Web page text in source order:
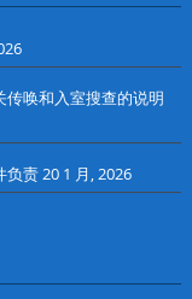
唤和入室搜查的说明
负责20 1 月, 2026